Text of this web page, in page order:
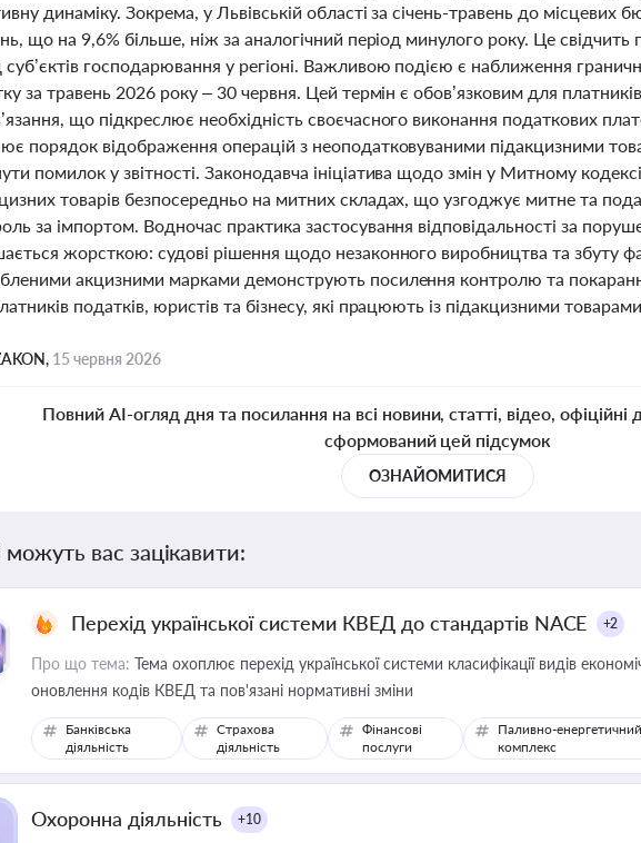
динаміку. Зокрема, у Львівській області за січень-травень до
що на 9,6% більше, ніж за аналогічний період минулого року. Це
суб’єктів господарювання у регіоні. Важливою подією є наближення
за травень 2026 року – 30 червня. Цей термін є обов’язковим для
що підкреслює необхідність своєчасного виконання податкових
порядок відображення операцій з неоподатковуваними підакцизними
помилок у звітності. Законодавча ініціатива щодо змін у Митному
товарів безпосередньо на митних складах, що узгоджує митне та
за імпортом. Водночас практика застосування відповідальності за
жорсткою: судові рішення щодо незаконного виробництва та збуту
акцизними марками демонструють посилення контролю та
податків, юристів та бізнесу, які працюють із підакцизними
15 червня 2026
Повний AI-огляд дня та посилання на всі новини, статті, відео,
сформований цей підсумок
ОЗНАЙОМИТИСЯ
можуть вас зацікавити:
Перехід української системи КВЕД до стандартів NACE +2
Про що тема: Тема охоплює перехід української системи класифікації видів
оновлення кодів КВЕД та пов'язані нормативні зміни
Банківська
діяльність
Страхова
діяльність
Фінансові
послуги
Паливно-енергетичний
комплекс
Охоронна діяльність +10